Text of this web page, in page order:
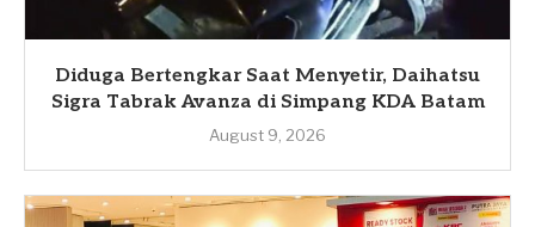
Diduga Bertengkar Saat Menyetir, Daihatsu
Sigra Tabrak Avanza di Simpang KDA Batam
August 9, 2026